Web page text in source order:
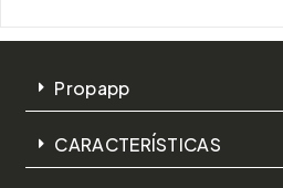
Propapp
CARACTERÍSTICAS